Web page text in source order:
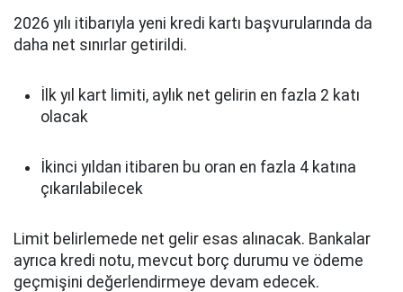
2026 yılı itibarıyla yeni kredi kartı başvurularında da
daha net sınırlar getirildi.
İlk yıl kart limiti, aylık net gelirin en fazla 2 katı
olacak
İkinci yıldan itibaren bu oran en fazla 4 katına
çıkarılabilecek
Limit belirlemede net gelir esas alınacak. Bankalar
ayrıca kredi notu, mevcut borç durumu ve ödeme
geçmişini değerlendirmeye devam edecek.